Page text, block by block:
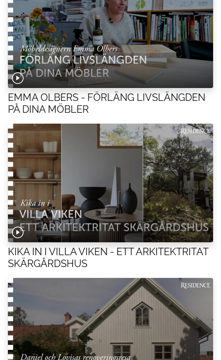
EMMA OLBERS - FÖRLÄNG LIVSLÄNGDEN
PÅ DINA MÖBLER
KIKA IN I VILLA VIKEN - ETT ARKITEKTRITAT
SKÄRGÅRDSHUS